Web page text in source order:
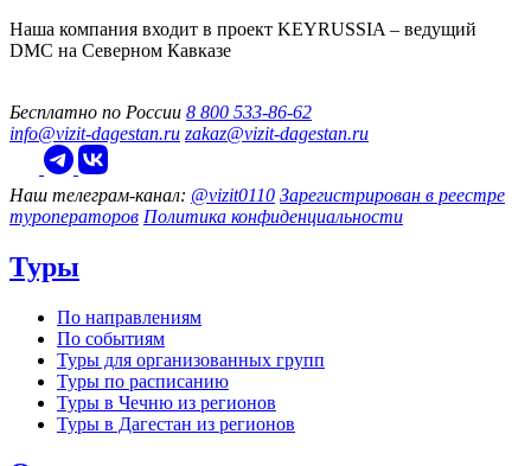
Наша компания входит в проект KEYRUSSIA – ведущий
DMC на Северном Кавказе
Бесплатно по России 8 800 533-86-62
info@vizit-dagestan.ru zakaz@vizit-dagestan.ru
Наш телеграм‑канал: @vizit0110 Зарегистрирован в реестре
туроператоров Политика конфиденциальности
Туры
По направлениям
По событиям
Туры для организованных групп
Туры по расписанию
Туры в Чечню из регионов
Туры в Дагестан из регионов